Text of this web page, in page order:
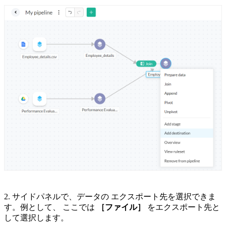
2. サイドパネルで、データの エクスポート先を選択できま
す。例として、
ここでは ［ファイル］
をエクスポート先と
して選択します。